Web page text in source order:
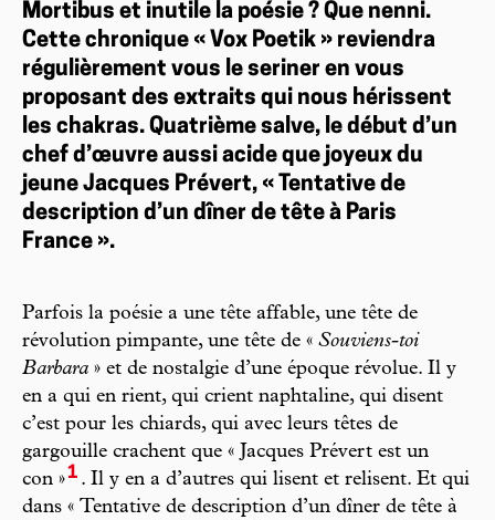
Mortibus et inutile la poésie ? Que nenni.
Cette chronique « Vox Poetik » reviendra
régulièrement vous le seriner en vous
proposant des extraits qui nous hérissent
les chakras. Quatrième salve, le début d’un
chef d’œuvre aussi acide que joyeux du
jeune Jacques Prévert, « Tentative de
description d’un dîner de tête à Paris
France ».
Parfois la poésie a une tête affable, une tête de
révolution pimpante, une tête de « Souviens-toi
Barbara » et de nostalgie d’une époque révolue. Il y
en a qui en rient, qui crient naphtaline, qui disent
c’est pour les chiards, qui avec leurs têtes de
gargouille crachent que « Jacques Prévert est un
con »1 . Il y en a d’autres qui lisent et relisent. Et qui
dans « Tentative de description d’un dîner de tête à